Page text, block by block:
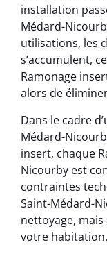
installation
Médard-
utilisations, les
s’accumulent,
Ramonage
alors de
Dans le cadre
Médard-
insert, chaque
Nicourby est
contraintes
Saint-Médard-
nettoyage,
votre habitation.